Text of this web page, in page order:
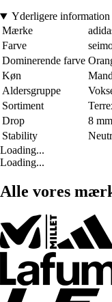
Yderligere information
Mærke
Farve
Dominerende farve
Køn
Aldersgruppe
Sortiment
Drop
8 mm
Stability
Loading...
Loading...
Alle vores